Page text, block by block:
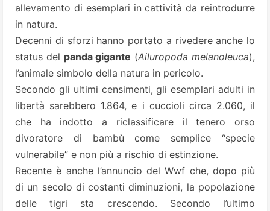
allevamento di esemplari in cattività da reintrodurre
in natura.
Decenni di sforzi hanno portato a rivedere anche lo
status del panda gigante (Ailuropoda melanoleuca),
l’animale simbolo della natura in pericolo.
Secondo gli ultimi censimenti, gli esemplari adulti in
libertà sarebbero 1.864, e i cuccioli circa 2.060, il
che ha indotto a riclassificare il tenero orso
divoratore di bambù come semplice “specie
vulnerabile” e non più a rischio di estinzione.
Recente è anche l’annuncio del Wwf che, dopo più
di un secolo di costanti diminuzioni, la popolazione
delle tigri sta crescendo. Secondo l’ultimo